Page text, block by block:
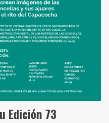
Edición 73